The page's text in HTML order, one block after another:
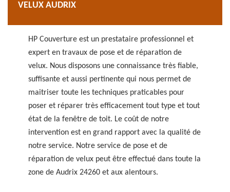
VELUX AUDRIX
HP Couverture est un prestataire professionnel et
expert en travaux de pose et de réparation de
velux. Nous disposons une connaissance très fiable,
suffisante et aussi pertinente qui nous permet de
maitriser toute les techniques praticables pour
poser et réparer très efficacement tout type et tout
état de la fenêtre de toit. Le coût de notre
intervention est en grand rapport avec la qualité de
notre service. Notre service de pose et de
réparation de velux peut être effectué dans toute la
zone de Audrix 24260 et aux alentours.